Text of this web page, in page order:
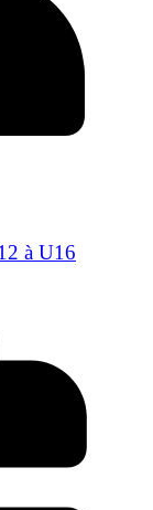
à U16